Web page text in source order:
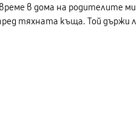
в дома на родителите
тяхната къща. Той държи